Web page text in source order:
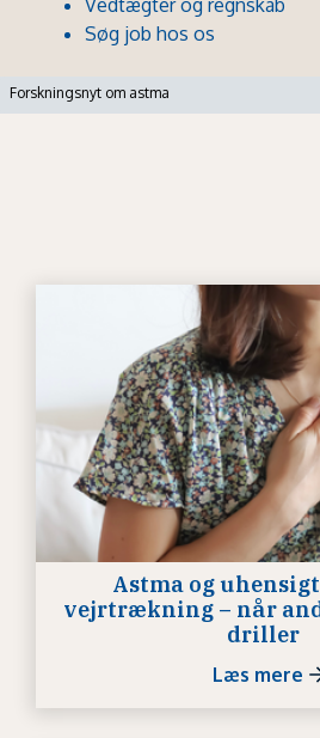
Søg job hos os
Forskningsnyt om astma
Astma og
vejrtrækning – når
driller
Læs mere